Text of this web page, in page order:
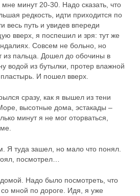
минут 20-30. Надо сказать, что
редкость, идти приходится по
весь путь и увидев впереди
вверх, я поспешил и зря: тут же
Совсем не больно, но
из пальца. Дошел до обочины в
водой из бутылки, протер влажной
И пошел вверх.
сразу, как я вышел из тени
высотные дома, эстакады –
минут я не мог оторваться,
Я туда зашел, но мало что понял.
посмотрел…
Надо было посмотреть, что
мной по дороге. Идя, я уже